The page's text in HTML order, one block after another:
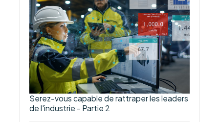
Serez-vous capable de rattraper les leaders
de l'industrie - Partie 2